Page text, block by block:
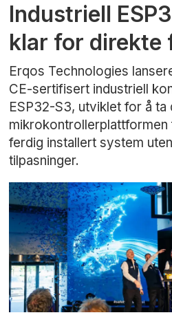
Industriell
klar for direkte
Erqos Technologies
CE-sertifisert industriell
ESP32-S3, utviklet for å ta
ferdig installert system
tilpasninger.